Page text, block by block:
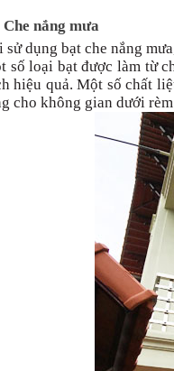
Che nắng mưa
sử dụng bạt che nắng
số loại bạt được làm từ
hiệu quả. Một số chất
cho không gian dưới